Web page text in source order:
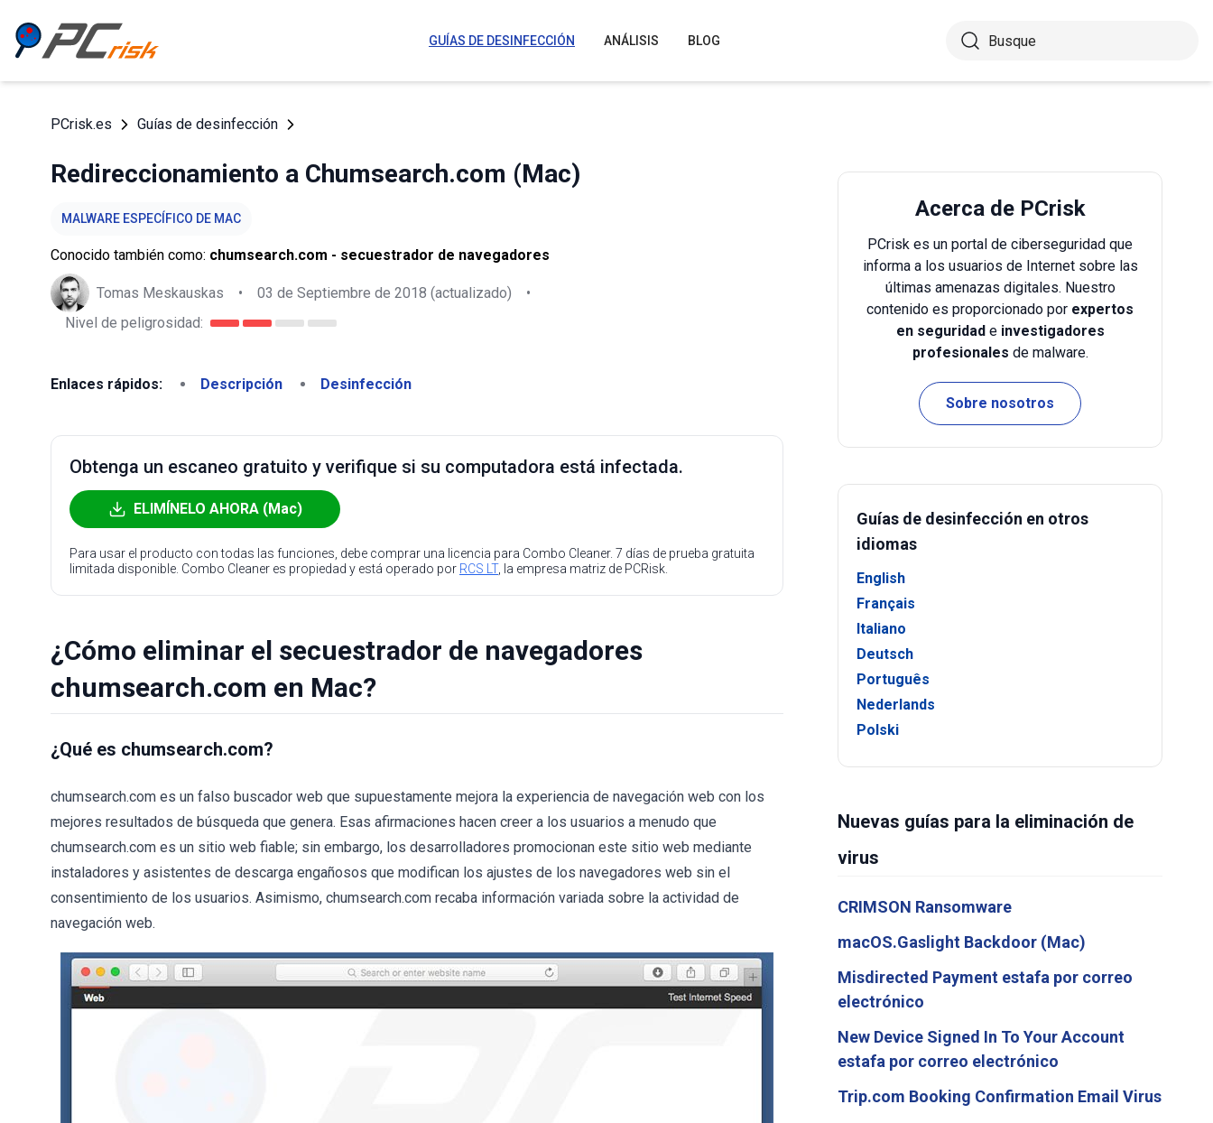
GUÍAS DE DESINFECCIÓN ANÁLISIS BLOG
PCrisk.es Guías de desinfección
Redireccionamiento a Chumsearch.com (Mac)
MALWARE ESPECÍFICO DE MAC
Conocido también como: chumsearch.com - secuestrador de navegadores
Tomas Meskauskas • 03 de Septiembre de 2018 (actualizado)
•
Nivel de peligrosidad:
Enlaces rápidos: Descripción Desinfección
Obtenga un escaneo gratuito y verifique si su computadora está infectada.
ELIMÍNELO AHORA (Mac)
Para usar el producto con todas las funciones, debe comprar una licencia para Combo Cleaner. 7 días de prueba gratuita
limitada disponible. Combo Cleaner es propiedad y está operado por RCS LT, la empresa matriz de PCRisk.
¿Cómo eliminar el secuestrador de navegadores
chumsearch.com en Mac?
¿Qué es chumsearch.com?
chumsearch.com es un falso buscador web que supuestamente mejora la experiencia de navegación web con los
mejores resultados de búsqueda que genera. Esas afirmaciones hacen creer a los usuarios a menudo que
chumsearch.com es un sitio web fiable; sin embargo, los desarrolladores promocionan este sitio web mediante
instaladores y asistentes de descarga engañosos que modifican los ajustes de los navegadores web sin el
consentimiento de los usuarios. Asimismo, chumsearch.com recaba información variada sobre la actividad de
navegación web.
Acerca de PCrisk
PCrisk es un portal de ciberseguridad que
informa a los usuarios de Internet sobre las
últimas amenazas digitales. Nuestro
contenido es proporcionado por expertos
en seguridade investigadores
profesionales de malware.
Sobre nosotros
Guías de desinfección en otros
idiomas
English
Français
Italiano
Deutsch
Português
Nederlands
Polski
Nuevas guías para la eliminación de
virus
CRIMSON Ransomware
macOS.Gaslight Backdoor (Mac)
Misdirected Payment estafa por correo
electrónico
New Device Signed In To Your Account
estafa por correo electrónico
Trip.com Booking Confirmation Email Virus